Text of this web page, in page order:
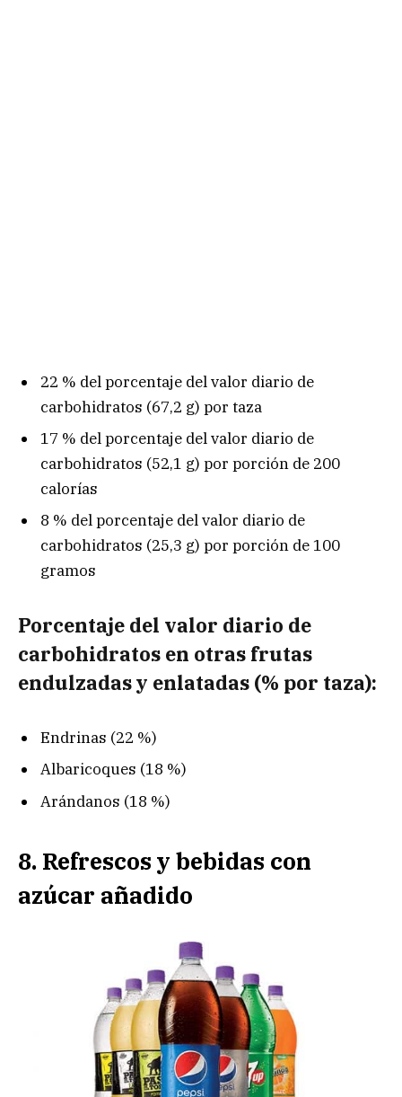
22 % del porcentaje del valor diario de
carbohidratos (67,2 g) por taza
17 % del porcentaje del valor diario de
carbohidratos (52,1 g) por porción de 200
calorías
8 % del porcentaje del valor diario de
carbohidratos (25,3 g) por porción de 100
gramos
Porcentaje del valor diario de
carbohidratos en otras frutas
endulzadas y enlatadas (% por taza):
Endrinas (22 %)
Albaricoques (18 %)
Arándanos (18 %)
8. Refrescos y bebidas con
azúcar añadido